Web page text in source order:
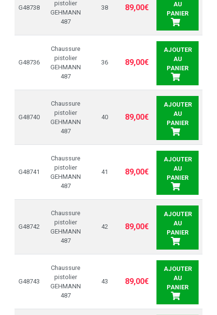
G48738
pistolier
GEHMANN
487
38 89,00€
AU
PANIER
G48736
Chaussure
pistolier
GEHMANN
487
36 89,00€
AJOUTER
AU
PANIER
G48740
Chaussure
pistolier
GEHMANN
487
40 89,00€
AJOUTER
AU
PANIER
G48741
Chaussure
pistolier
GEHMANN
487
41 89,00€
AJOUTER
AU
PANIER
G48742
Chaussure
pistolier
GEHMANN
487
42 89,00€
AJOUTER
AU
PANIER
G48743
Chaussure
pistolier
GEHMANN
487
43 89,00€
AJOUTER
AU
PANIER